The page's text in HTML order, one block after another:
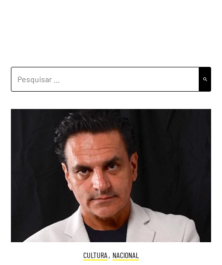
CULTURA , NACIONAL